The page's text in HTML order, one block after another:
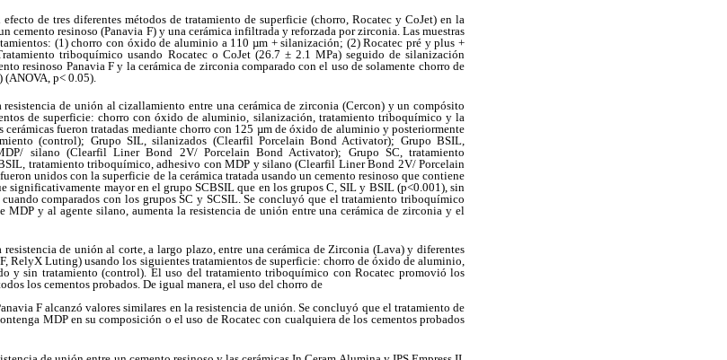
efecto de tres diferentes métodos de tratamiento de superficie (chorro, Rocatec y CoJet) en la
cemento resinoso (Panavia F) y una cerámica infiltrada y reforzada por zirconia. Las muestras
(1) chorro con óxido de aluminio a 110 µm + silanización; (2) Rocatec pré y plus +
triboquímico usando Rocatec o CoJet (26.7 ± 2.1 MPa) seguido de silanización
resinoso Panavia F y la cerámica de zirconia comparado con el uso de solamente chorro de
(ANOVA, p< 0.05).
resistencia de unión al cizallamiento entre una cerámica de zirconia (Cercon) y un compósito
de superficie: chorro con óxido de aluminio, silanización, tratamiento triboquímico y la
fueron tratadas mediante chorro con 125 µm de óxido de aluminio y posteriormente
(control); Grupo SIL, silanizados (Clearfil Porcelain Bond Activator); Grupo BSIL,
silano (Clearfil Liner Bond 2V/ Porcelain Bond Activator); Grupo SC, tratamiento
tratamiento triboquímico, adhesivo con MDP y silano (Clearfil Liner Bond 2V/ Porcelain
unidos con la superficie de la cerámica tratada usando un cemento resinoso que contiene
significativamente mayor en el grupo SCBSIL que en los grupos C, SIL y BSIL (p<0.001), sin
comparados con los grupos SC y SCSIL. Se concluyó que el tratamiento triboquímico
MDP y al agente silano, aumenta la resistencia de unión entre una cerámica de zirconia y el
resistencia de unión al corte, a largo plazo, entre una cerámica de Zirconia (Lava) y diferentes
RelyX Luting) usando los siguientes tratamientos de superficie: chorro de óxido de aluminio,
y sin tratamiento (control). El uso del tratamiento triboquímico con Rocatec promovió los
los cementos probados. De igual manera, el uso del chorro de
F alcanzó valores similares en la resistencia de unión. Se concluyó que el tratamiento de
MDP en su composición o el uso de Rocatec con cualquiera de los cementos probados